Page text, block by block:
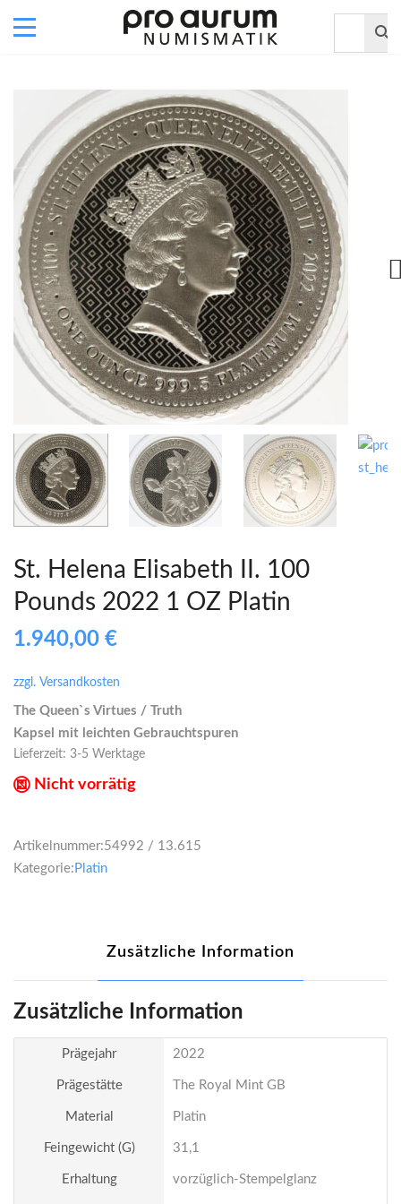
St. Helena Elisabeth II. 100
Pounds 2022 1 OZ Platin
1.940,00 €
zzgl. Versandkosten
The Queen`s Virtues / Truth
Kapsel mit leichten Gebrauchtspuren
Lieferzeit: 3-5 Werktage
Nicht vorrätig
Artikelnummer:54992 / 13.615
Kategorie: Platin
Zusätzliche Information
Zusätzliche Information
Prägejahr 2022
Prägestätte The Royal Mint GB
Material Platin
Feingewicht (g) 31,1
Erhaltung vorzüglich-Stempelglanz